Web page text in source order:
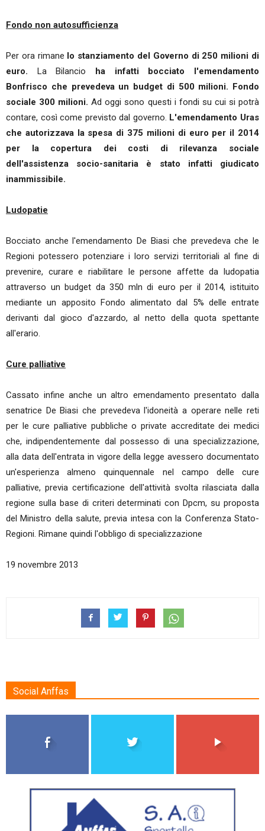
Fondo non autosufficienza
Per ora rimane lo stanziamento del Governo di 250 milioni di
euro. La Bilancio ha infatti bocciato l'emendamento
Bonfrisco che prevedeva un budget di 500 milioni. Fondo
sociale 300 milioni.Ad oggi sono questi i fondi su cui si potrà
contare, così come previsto dal governo. L'emendamento Uras
che autorizzava la spesa di 375 milioni di euro per il 2014
per la copertura dei costi di rilevanza sociale
dell'assistenza socio-sanitaria è stato infatti giudicato
inammissibile.
Ludopatie
Bocciato anche l'emendamento De Biasi che prevedeva che le
Regioni potessero potenziare i loro servizi territoriali al fine di
prevenire, curare e riabilitare le persone affette da ludopatia
attraverso un budget da 350 mln di euro per il 2014, istituito
mediante un apposito Fondo alimentato dal 5% delle entrate
derivanti dal gioco d'azzardo, al netto della quota spettante
all'erario.
Cure palliative
Cassato infine anche un altro emendamento presentato dalla
senatrice De Biasi che prevedeva l'idoneità a operare nelle reti
per le cure palliative pubbliche o private accreditate dei medici
che, indipendentemente dal possesso di una specializzazione,
alla data dell'entrata in vigore della legge avessero documentato
un'esperienza almeno quinquennale nel campo delle cure
palliative, previa certificazione dell'attività svolta rilasciata dalla
regione sulla base di criteri determinati con Dpcm, su proposta
del Ministro della salute, previa intesa con la Conferenza Stato-
Regioni. Rimane quindi l'obbligo di specializzazione
19 novembre 2013
Social Anffas